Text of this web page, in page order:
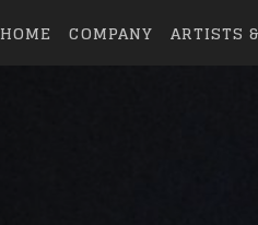
HOME COMPANY ARTISTS